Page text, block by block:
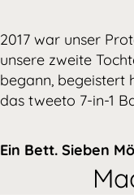
2017 war unser
unsere zweite
begann, begeistert
das tweeto 7-in-1
Ein Bett. Sieben